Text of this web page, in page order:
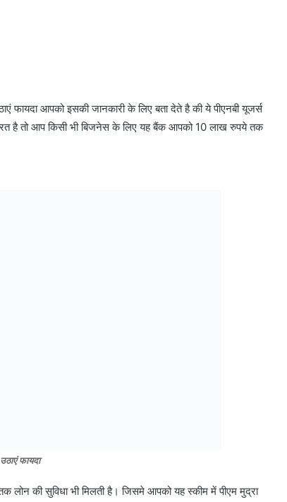
फायदा आपको इसकी जानकारी के लिए बता देते है की ये पीएनबी यूजर्स
है तो आप किसी भी बिजनेस के लिए यह बैंक आपको 10 लाख रुपये तक
फायदा
की सुविधा भी मिलती है। जिसमे आपको यह स्कीम में पीएम मुद्रा